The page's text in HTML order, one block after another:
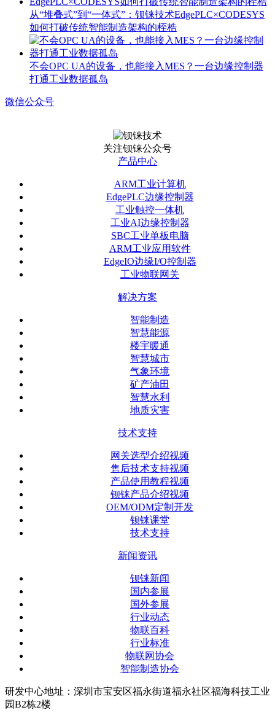
从“堆叠式”到“一体式”：钡铼技术EdgePLC×CODESYS
如何打破传统智能制造架构的桎梏
不会OPC UA的设备，也能接入MES？一台边缘控制器
打通工业数据孤岛
微信公众号
关注钡铼公众号
产品中心
ARM工业计算机
EdgePLC边缘控制器
工业触控一体机
工业AI边缘控制器
SBC工业单板电脑
ARM工业应用软件
EdgeIO边缘I/O控制器
工业物联网关
解决方案
智能制造
智慧能源
楼宇暖通
智慧城市
气象环境
矿产油田
智慧水利
地质灾害
技术支持
网关选型介绍视频
售后技术支持视频
产品使用教程视频
钡铼产品介绍视频
OEM/ODM定制开发
钡铼课堂
技术支持
新闻资讯
钡铼新闻
国内参展
国外参展
行业动态
物联百科
行业标准
物联网协会
智能制造协会
研发中心地址：深圳市宝安区福永街道福永社区福海科技工业
园B2栋2楼